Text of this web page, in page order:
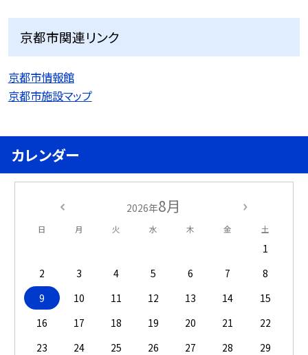
京都市関連リンク
京都市情報館
京都市施設マップ
カレンダー
2026年8月
日 月 火 水 木 金 土
1
2
3 4 5 6 7
8
9
10 11 12 13 14
15
16
17 18 19 20 21
22
23
24 25 26 27 28
29